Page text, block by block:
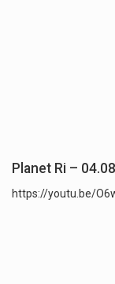
Planet Ri –
https://youtu.be/